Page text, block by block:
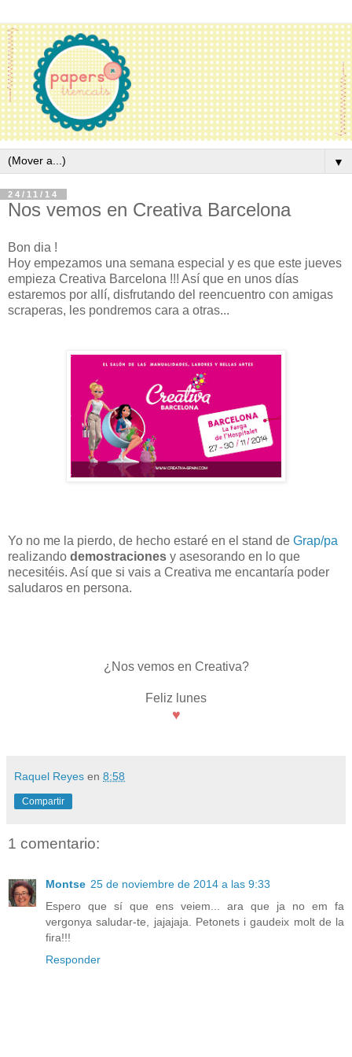
▼
24/11/14
Nos vemos en Creativa Barcelona
Bon dia !
Hoy empezamos una semana especial y es que este jueves
empieza Creativa Barcelona !!! Así que en unos días
estaremos por allí, disfrutando del reencuentro con amigas
scraperas, les pondremos cara a otras...
Yo no me la pierdo, de hecho estaré en el stand de Grap/pa
realizando demostraciones y asesorando en lo que
necesitéis. Así que si vais a Creativa me encantaría poder
saludaros en persona.
¿Nos vemos en Creativa?
Feliz lunes
♥
Raquel Reyes en 8:58
Compartir
1 comentario:
Montse 25 de noviembre de 2014 a las 9:33
Espero que sí que ens veiem... ara que ja no em fa
vergonya saludar-te, jajajaja. Petonets i gaudeix molt de la
fira!!!
Responder